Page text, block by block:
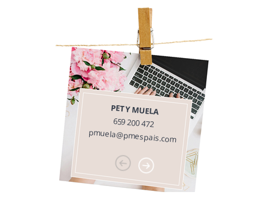
PETY MUELA
659 200 472
pmuela@pmespais.com